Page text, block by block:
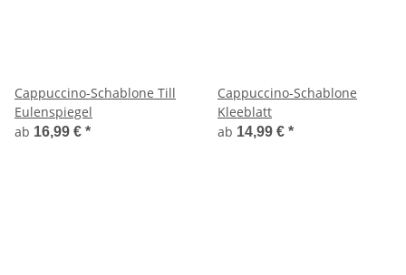
Cappuccino-Schablone Till
Eulenspiegel
ab 16,99 € *
Cappuccino-Schablone
Kleeblatt
ab 14,99 € *